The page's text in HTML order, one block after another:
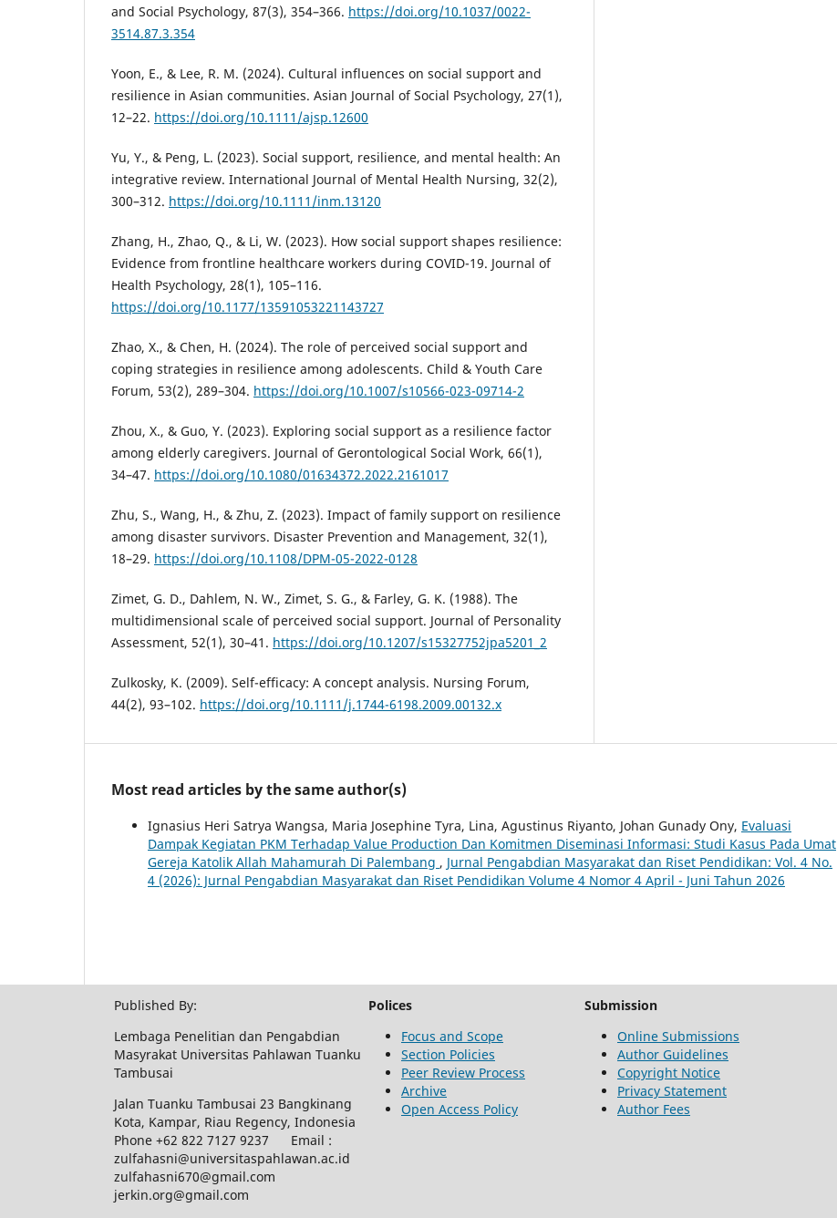
and Social Psychology, 87(3), 354–366. https://doi.org/10.1037/0022-
3514.87.3.354
Yoon, E., & Lee, R. M. (2024). Cultural influences on social support and
resilience in Asian communities. Asian Journal of Social Psychology, 27(1),
12–22. https://doi.org/10.1111/ajsp.12600
Yu, Y., & Peng, L. (2023). Social support, resilience, and mental health: An
integrative review. International Journal of Mental Health Nursing, 32(2),
300–312. https://doi.org/10.1111/inm.13120
Zhang, H., Zhao, Q., & Li, W. (2023). How social support shapes resilience:
Evidence from frontline healthcare workers during COVID-19. Journal of
Health Psychology, 28(1), 105–116.
https://doi.org/10.1177/13591053221143727
Zhao, X., & Chen, H. (2024). The role of perceived social support and
coping strategies in resilience among adolescents. Child & Youth Care
Forum, 53(2), 289–304. https://doi.org/10.1007/s10566-023-09714-2
Zhou, X., & Guo, Y. (2023). Exploring social support as a resilience factor
among elderly caregivers. Journal of Gerontological Social Work, 66(1),
34–47. https://doi.org/10.1080/01634372.2022.2161017
Zhu, S., Wang, H., & Zhu, Z. (2023). Impact of family support on resilience
among disaster survivors. Disaster Prevention and Management, 32(1),
18–29. https://doi.org/10.1108/DPM-05-2022-0128
Zimet, G. D., Dahlem, N. W., Zimet, S. G., & Farley, G. K. (1988). The
multidimensional scale of perceived social support. Journal of Personality
Assessment, 52(1), 30–41. https://doi.org/10.1207/s15327752jpa5201_2
Zulkosky, K. (2009). Self-efficacy: A concept analysis. Nursing Forum,
44(2), 93–102. https://doi.org/10.1111/j.1744-6198.2009.00132.x
Most read articles by the same author(s)
Ignasius Heri Satrya Wangsa, Maria Josephine Tyra, Lina, Agustinus Riyanto, Johan Gunady Ony, Evaluasi
Dampak Kegiatan PKM Terhadap Value Production Dan Komitmen Diseminasi Informasi: Studi Kasus Pada Umat
Gereja Katolik Allah Mahamurah Di Palembang , Jurnal Pengabdian Masyarakat dan Riset Pendidikan: Vol. 4 No.
4 (2026): Jurnal Pengabdian Masyarakat dan Riset Pendidikan Volume 4 Nomor 4 April - Juni Tahun 2026
Published By:
Lembaga Penelitian dan Pengabdian
Masyrakat Universitas Pahlawan Tuanku
Tambusai
Jalan Tuanku Tambusai 23 Bangkinang
Kota, Kampar, Riau Regency, Indonesia
Phone +62 822 7127 9237 Email :
zulfahasni@universitaspahlawan.ac.id
zulfahasni670@gmail.com
jerkin.org@gmail.com
Polices
Focus and Scope
Section Policies
Peer Review Process
Archive
Open Access Policy
Submission
Online Submissions
Author Guidelines
Copyright Notice
Privacy Statement
Author Fees